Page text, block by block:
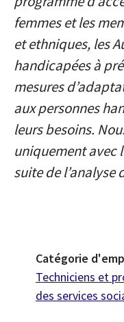
femmes et les
et ethniques, les
handicapées à
mesures
aux personnes
leurs besoins.
uniquement avec
suite de l’analyse
Catégorie
Techniciens et
des services